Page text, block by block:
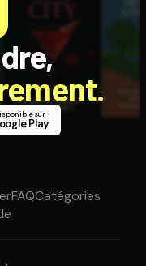
sur
Play
FAQCatégories